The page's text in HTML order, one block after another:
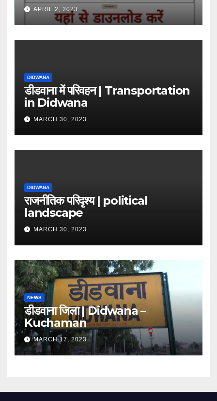
APRIL 2, 2023
DIDWANA
डीडवाना में परिवहन | Transportation
in Didwana
MARCH 30, 2023
DIDWANA
राजनीतिक परिदृश्य | political
landscape
MARCH 30, 2023
NEWS
डीडवाना जिला | Didwana –
Kuchaman
MARCH 17, 2023